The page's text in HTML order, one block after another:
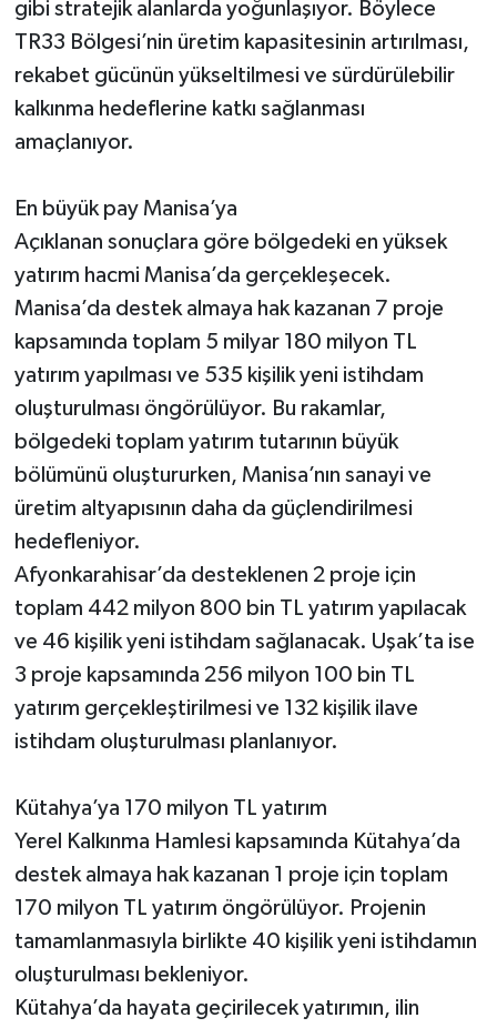
gibi stratejik alanlarda yoğunlaşıyor. Böylece
TR33 Bölgesi’nin üretim kapasitesinin artırılması,
rekabet gücünün yükseltilmesi ve sürdürülebilir
kalkınma hedeflerine katkı sağlanması
amaçlanıyor.
En büyük pay Manisa’ya
Açıklanan sonuçlara göre bölgedeki en yüksek
yatırım hacmi Manisa’da gerçekleşecek.
Manisa’da destek almaya hak kazanan 7 proje
kapsamında toplam 5 milyar 180 milyon TL
yatırım yapılması ve 535 kişilik yeni istihdam
oluşturulması öngörülüyor. Bu rakamlar,
bölgedeki toplam yatırım tutarının büyük
bölümünü oluştururken, Manisa’nın sanayi ve
üretim altyapısının daha da güçlendirilmesi
hedefleniyor.
Afyonkarahisar’da desteklenen 2 proje için
toplam 442 milyon 800 bin TL yatırım yapılacak
ve 46 kişilik yeni istihdam sağlanacak. Uşak’ta ise
3 proje kapsamında 256 milyon 100 bin TL
yatırım gerçekleştirilmesi ve 132 kişilik ilave
istihdam oluşturulması planlanıyor.
Kütahya’ya 170 milyon TL yatırım
Yerel Kalkınma Hamlesi kapsamında Kütahya’da
destek almaya hak kazanan 1 proje için toplam
170 milyon TL yatırım öngörülüyor. Projenin
tamamlanmasıyla birlikte 40 kişilik yeni istihdamın
oluşturulması bekleniyor.
Kütahya’da hayata geçirilecek yatırımın, ilin